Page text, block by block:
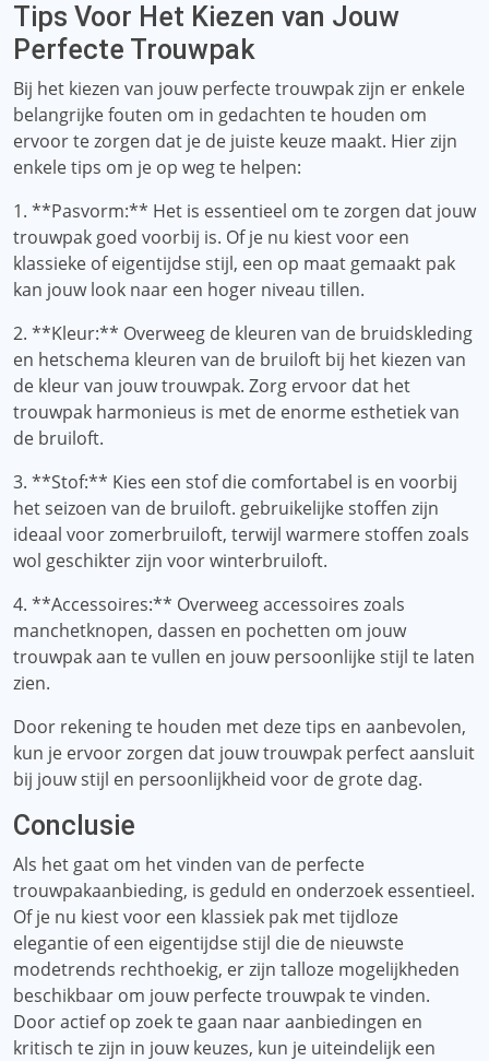
Tips Voor Het Kiezen van Jouw
Perfecte Trouwpak
Bij het kiezen van jouw perfecte trouwpak zijn er enkele
belangrijke fouten om in gedachten te houden om
ervoor te zorgen dat je de juiste keuze maakt. Hier zijn
enkele tips om je op weg te helpen:
1. **Pasvorm:** Het is essentieel om te zorgen dat jouw
trouwpak goed voorbij is. Of je nu kiest voor een
klassieke of eigentijdse stijl, een op maat gemaakt pak
kan jouw look naar een hoger niveau tillen.
2. **Kleur:** Overweeg de kleuren van de bruidskleding
en hetschema kleuren van de bruiloft bij het kiezen van
de kleur van jouw trouwpak. Zorg ervoor dat het
trouwpak harmonieus is met de enorme esthetiek van
de bruiloft.
3. **Stof:** Kies een stof die comfortabel is en voorbij
het seizoen van de bruiloft. gebruikelijke stoffen zijn
ideaal voor zomerbruiloft, terwijl warmere stoffen zoals
wol geschikter zijn voor winterbruiloft.
4. **Accessoires:** Overweeg accessoires zoals
manchetknopen, dassen en pochetten om jouw
trouwpak aan te vullen en jouw persoonlijke stijl te laten
zien.
Door rekening te houden met deze tips en aanbevolen,
kun je ervoor zorgen dat jouw trouwpak perfect aansluit
bij jouw stijl en persoonlijkheid voor de grote dag.
Conclusie
Als het gaat om het vinden van de perfecte
trouwpakaanbieding, is geduld en onderzoek essentieel.
Of je nu kiest voor een klassiek pak met tijdloze
elegantie of een eigentijdse stijl die de nieuwste
modetrends rechthoekig, er zijn talloze mogelijkheden
beschikbaar om jouw perfecte trouwpak te vinden.
Door actief op zoek te gaan naar aanbiedingen en
kritisch te zijn in jouw keuzes, kun je uiteindelijk een